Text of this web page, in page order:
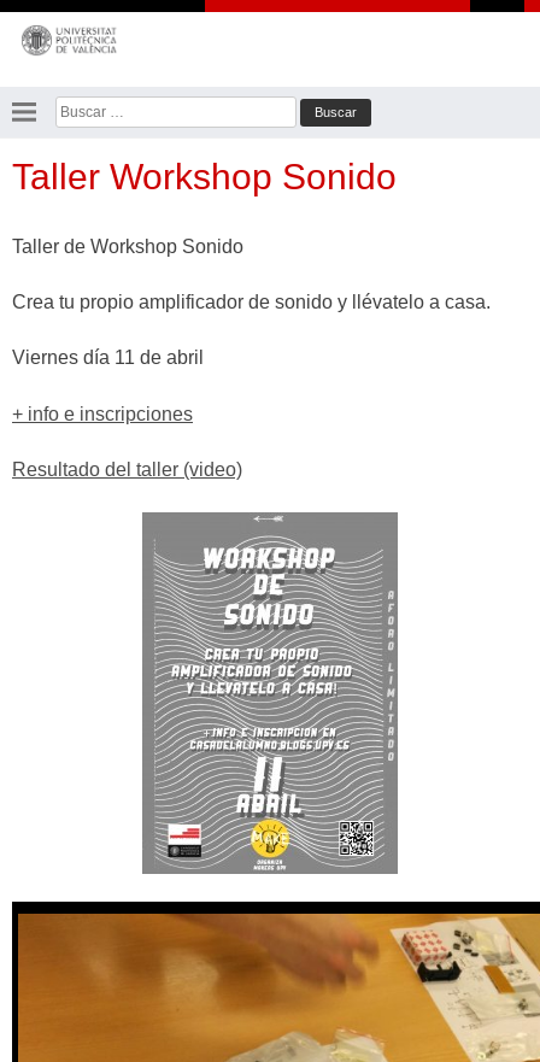
Saltar
contenido
Buscar:
Taller Workshop Sonido
Taller de Workshop Sonido
Crea tu propio amplificador de sonido y llévatelo a casa.
Viernes día 11 de abril
+ info e inscripciones
Resultado del taller (video)